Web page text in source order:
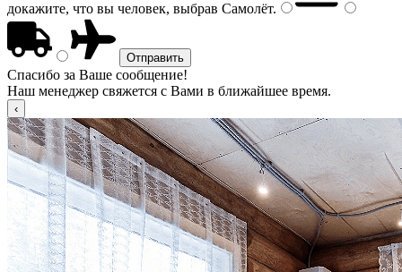
докажите, что вы человек, выбрав Самолёт.
Спасибо за Ваше сообщение!
Наш менеджер свяжется с Вами в ближайшее время.